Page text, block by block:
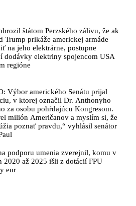
podvod, pretože údaje o príčinách
podvodným vyhlásením WHO
potom, ako vlády po celom
situáciu. Tvrdí tiež, že na tieto lži
von z pandémie pomocou vakcín
ktorého zomreli po celom svete
technológie Dr. Robert Malone na
Pandémie Covid-19, vakcinácii a
vyhlásil, že došlo k
a priznal existenciu
vyzbrojiť patogény, ktorú v
každý vzdelaný biológ.
ktoré sa už v čase covidovej
reakcia vlád po celom svete na
tohto postupu podľa neho
štátom Perzského zálivu, že ak
Trump prikáže americkej armáde
na jeho elektrárne, postupne
dodávky elektriny spojencom USA
regióne
Výbor amerického Senátu prijal
v ktorej označil Dr. Anthonyho
za osobu pohŕdajúcu Kongresom.
milión Američanov a myslím si, že
poznať pravdu,“ vyhlásil senátor
podporu umenia zverejnil, komu v
2020 až 2025 išli z dotácií FPU
eur